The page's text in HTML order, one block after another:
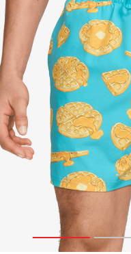
1 2